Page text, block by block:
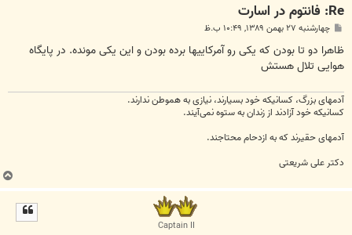
Re: فانتوم در اسارت
س
ت
چهارشنبه ۲۷ بهمن ۱۳۸۹, ۱۰:۴۹ ب.ظ
ظاهرا دو تا بودن که یکی رو آمرکاییها برده بودن و این یکی مونده. در پایگاه
هوایی تلال هستش
آدمهای بزرگ، کسانیکه خود بسیارند، نیازی به هموطن ندارند.
کسانیکه خود آزادند از زندان به ستوه نمی‌آیند.
آدمهای حقیرند که به ازدحام محتاجند.
دکتر علی شریعتی
Captain II